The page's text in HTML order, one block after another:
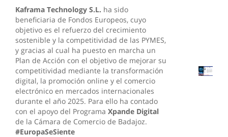
Kaframa Technology S.L. ha sido
beneficiaria de Fondos Europeos, cuyo
objetivo es el refuerzo del crecimiento
sostenible y la competitividad de las PYMES,
y gracias al cual ha puesto en marcha un
Plan de Acción con el objetivo de mejorar su
competitividad mediante la transformación
digital, la promoción online y el comercio
electrónico en mercados internacionales
durante el año 2025. Para ello ha contado
con el apoyo del Programa Xpande Digital
de la Cámara de Comercio de Badajoz.
#EuropaSeSiente